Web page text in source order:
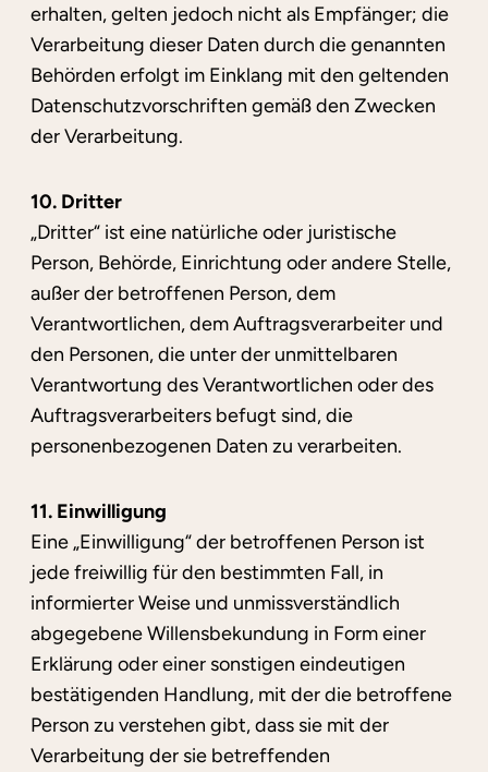
erhalten, gelten jedoch nicht als Empfänger; die
Verarbeitung dieser Daten durch die genannten
Behörden erfolgt im Einklang mit den geltenden
Datenschutzvorschriften gemäß den Zwecken
der Verarbeitung.
10. Dritter
„Dritter“ ist eine natürliche oder juristische
Person, Behörde, Einrichtung oder andere Stelle,
außer der betroffenen Person, dem
Verantwortlichen, dem Auftragsverarbeiter und
den Personen, die unter der unmittelbaren
Verantwortung des Verantwortlichen oder des
Auftragsverarbeiters befugt sind, die
personenbezogenen Daten zu verarbeiten.
11. Einwilligung
Eine „Einwilligung“ der betroffenen Person ist
jede freiwillig für den bestimmten Fall, in
informierter Weise und unmissverständlich
abgegebene Willensbekundung in Form einer
Erklärung oder einer sonstigen eindeutigen
bestätigenden Handlung, mit der die betroffene
Person zu verstehen gibt, dass sie mit der
Verarbeitung der sie betreffenden